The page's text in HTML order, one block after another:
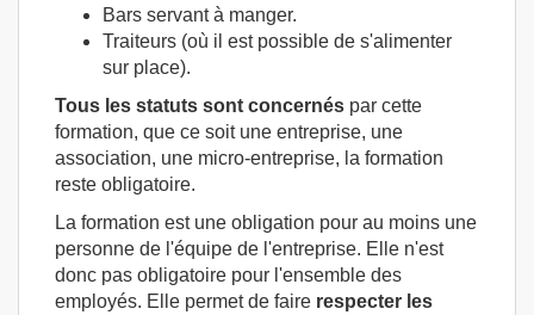
Bars servant à manger.
Traiteurs (où il est possible de s'alimenter
sur place).
Tous les statuts sont concernés par cette
formation, que ce soit une entreprise, une
association, une micro-entreprise, la formation
reste obligatoire.
La formation est une obligation pour au moins une
personne de l'équipe de l'entreprise. Elle n'est
donc pas obligatoire pour l'ensemble des
employés. Elle permet de faire respecter les